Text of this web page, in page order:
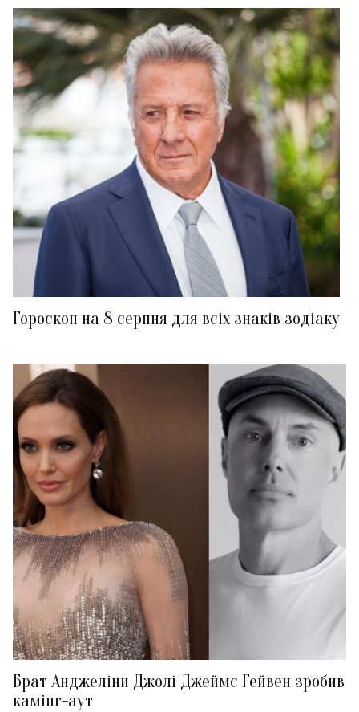
Гороскоп на 8 серпня для всіх знаків зодіаку
Брат Анджеліни Джолі Джеймс Гейвен зробив
камінг-аут